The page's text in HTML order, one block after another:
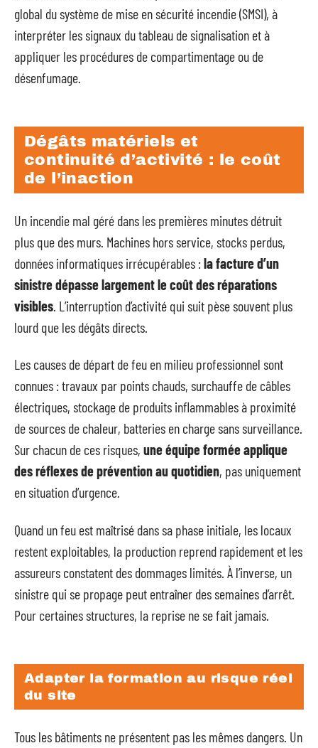
global du système de mise en sécurité incendie (SMSI), à
interpréter les signaux du tableau de signalisation et à
appliquer les procédures de compartimentage ou de
désenfumage.
Dégâts matériels et
continuité d’activité : le coût
de l’inaction
Un incendie mal géré dans les premières minutes détruit
plus que des murs. Machines hors service, stocks perdus,
données informatiques irrécupérables :la facture d’un
sinistre dépasse largement le coût des réparations
visibles . L’interruption d’activité qui suit pèse souvent plus
lourd que les dégâts directs.
Les causes de départ de feu en milieu professionnel sont
connues : travaux par points chauds, surchauffe de câbles
électriques, stockage de produits inflammables à proximité
de sources de chaleur, batteries en charge sans surveillance.
Sur chacun de ces risques, une équipe formée applique
des réflexes de prévention au quotidien, pas uniquement
en situation d’urgence.
Quand un feu est maîtrisé dans sa phase initiale, les locaux
restent exploitables, la production reprend rapidement et les
assureurs constatent des dommages limités. À l’inverse, un
sinistre qui se propage peut entraîner des semaines d’arrêt.
Pour certaines structures, la reprise ne se fait jamais.
Adapter la formation au risque réel
du site
Tous les bâtiments ne présentent pas les mêmes dangers. Un